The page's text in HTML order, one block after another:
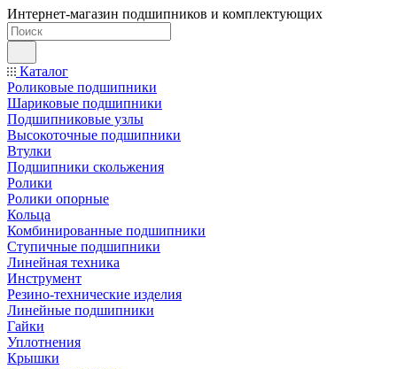
Интернет-магазин подшипников и комплектующих
Каталог
Роликовые подшипники
Шариковые подшипники
Подшипниковые узлы
Высокоточные подшипники
Втулки
Подшипники скольжения
Ролики
Ролики опорные
Кольца
Комбинированные подшипники
Ступичные подшипники
Линейная техника
Инструмент
Резино-технические изделия
Линейные подшипники
Гайки
Уплотнения
Крышки